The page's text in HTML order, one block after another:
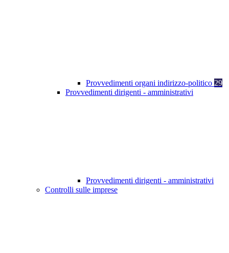
Provvedimenti organi indirizzo-politico 29
Provvedimenti dirigenti - amministrativi
Provvedimenti dirigenti - amministrativi
Controlli sulle imprese